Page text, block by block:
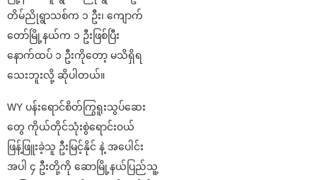
တိမ်ညိုရွာသစ်က ၁ ဦး၊ ကျောက်
တော်မြို့နယ်က ၁ ဦးဖြစ်ပြီး
နောက်ထပ် ၁ ဦးကိုတော့ မသိရှိရ
သေးဘူးလို့ ဆိုပါတယ်။
WY ပန်းရောင်စိတ်ကြွရူးသွပ်ဆေး
တွေ ကိုယ်တိုင်သုံးစွဲရောင်း၀ယ်
ဖြန့်ဖြူးခဲ့သူ ဦးမြင့်နိုင် နဲ့ အပေါင်း
အပါ ၄ ဦးတို့ကို ဆောမြို့နယ်ပြည်သူ့